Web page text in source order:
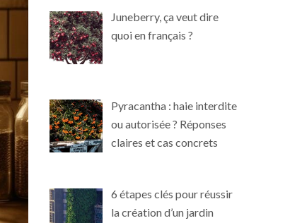
Juneberry, ça veut dire
quoi en français ?
Pyracantha : haie interdite
ou autorisée ? Réponses
claires et cas concrets
6 étapes clés pour réussir
la création d’un jardin